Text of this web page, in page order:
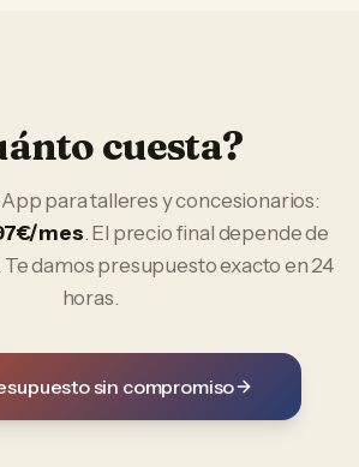
cuesta?
paratalleres y concesionarios:
mes. El precio final depende de
damos presupuesto exacto en 24
horas.
sin compromiso